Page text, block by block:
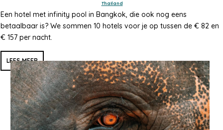
Thailand
Een hotel met infinity pool in Bangkok, die ook nog eens
betaalbaar is? We sommen 10 hotels voor je op tussen de € 82 en
€ 157 per nacht.
LEES MEER